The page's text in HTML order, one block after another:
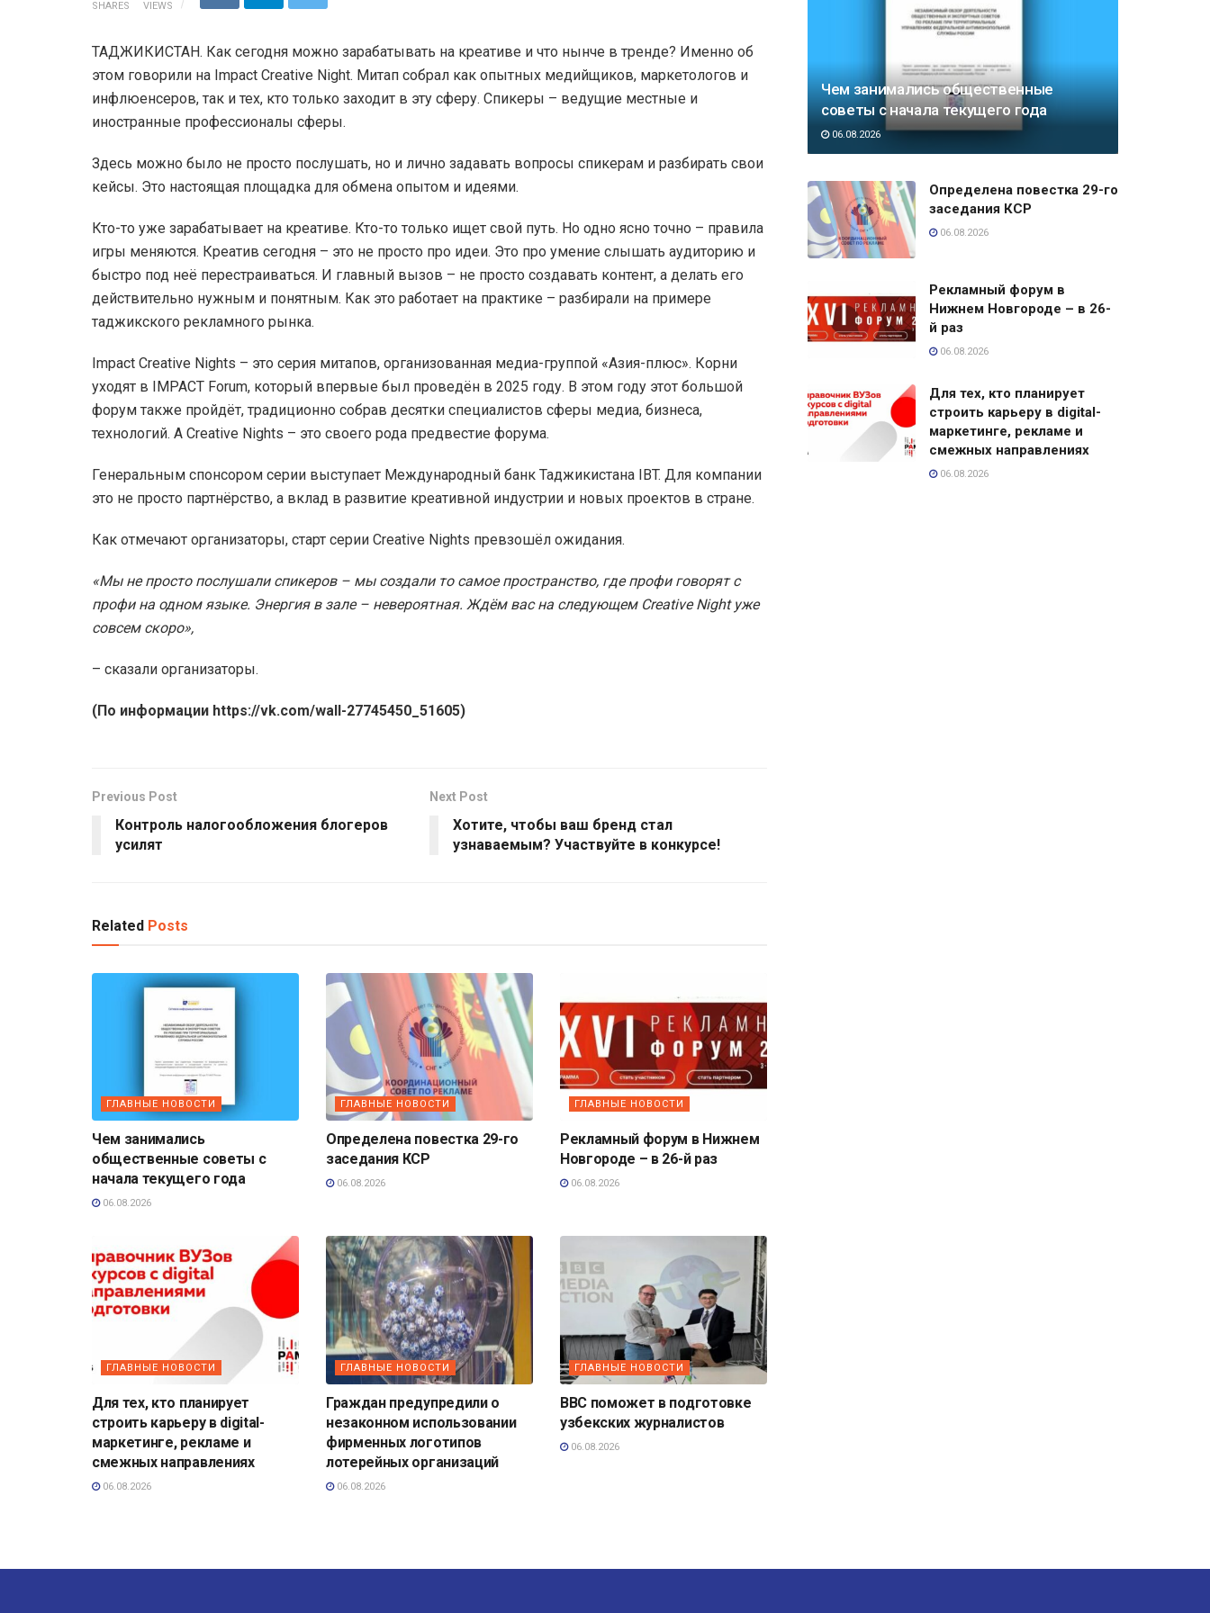
SHARES VIEWS
ТАДЖИКИСТАН. Как сегодня можно зарабатывать на креативе и что нынче в тренде? Именно об
этом говорили на Impact Creative Night. Митап собрал как опытных медийщиков, маркетологов и
инфлюенсеров, так и тех, кто только заходит в эту сферу. Спикеры – ведущие местные и
иностранные профессионалы сферы.
Здесь можно было не просто послушать, но и лично задавать вопросы спикерам и разбирать свои
кейсы. Это настоящая площадка для обмена опытом и идеями.
Кто-то уже зарабатывает на креативе. Кто-то только ищет свой путь. Но одно ясно точно – правила
игры меняются. Креатив сегодня – это не просто про идеи. Это про умение слышать аудиторию и
быстро под неё перестраиваться. И главный вызов – не просто создавать контент, а делать его
действительно нужным и понятным. Как это работает на практике – разбирали на примере
таджикского рекламного рынка.
Impact Creative Nights – это серия митапов, организованная медиа-группой «Азия-плюс». Корни
уходят в IMPACT Forum, который впервые был проведён в 2025 году. В этом году этот большой
форум также пройдёт, традиционно собрав десятки специалистов сферы медиа, бизнеса,
технологий. А Creative Nights – это своего рода предвестие форума.
Генеральным спонсором серии выступает Международный банк Таджикистана IBT. Для компании
это не просто партнёрство, а вклад в развитие креативной индустрии и новых проектов в стране.
Как отмечают организаторы, старт серии Creative Nights превзошёл ожидания.
«Мы не просто послушали спикеров – мы создали то самое пространство, где профи говорят с
профи на одном языке. Энергия в зале – невероятная. Ждём вас на следующем Creative Night уже
совсем скоро»,
– сказали организаторы.
(По информации https://vk.com/wall-27745450_51605)
Previous Post
Контроль налогообложения блогеров
усилят
Next Post
Хотите, чтобы ваш бренд стал
узнаваемым? Участвуйте в конкурсе!
Related Posts
ГЛАВНЫЕ НОВОСТИ
Чем занимались
общественные советы с
начала текущего года
06.08.2026
ГЛАВНЫЕ НОВОСТИ
Определена повестка 29-го
заседания КСР
06.08.2026
ГЛАВНЫЕ НОВОСТИ
Рекламный форум в Нижнем
Новгороде – в 26-й раз
06.08.2026
ГЛАВНЫЕ НОВОСТИ
Для тех, кто планирует
строить карьеру в digital-
маркетинге, рекламе и
смежных направлениях
06.08.2026
ГЛАВНЫЕ НОВОСТИ
Граждан предупредили о
незаконном использовании
фирменных логотипов
лотерейных организаций
06.08.2026
ГЛАВНЫЕ НОВОСТИ
BBC поможет в подготовке
узбекских журналистов
06.08.2026
Чем занимались общественные
советы с начала текущего года
06.08.2026
Определена повестка 29-го
заседания КСР
06.08.2026
Рекламный форум в
Нижнем Новгороде – в 26-
й раз
06.08.2026
Для тех, кто планирует
строить карьеру в digital-
маркетинге, рекламе и
смежных направлениях
06.08.2026